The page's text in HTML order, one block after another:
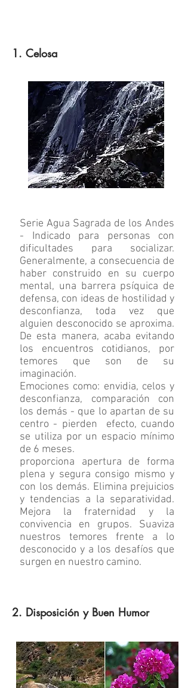
1. Celosa
Serie Agua Sagrada de los Andes
- Indicado para personas con
dificultades para socializar.
Generalmente, a consecuencia de
haber construido en su cuerpo
mental, una barrera psíquica de
defensa, con ideas de hostilidad y
desconfianza, toda vez que
alguien desconocido se aproxima.
De esta manera, acaba evitando
los encuentros cotidianos, por
temores que son de su
imaginación.
Emociones como: envidia, celos y
desconfianza, comparación con
los demás - que lo apartan de su
centro - pierden efecto, cuando
se utiliza por un espacio mínimo
de 6 meses.
proporciona apertura de forma
plena y segura consigo mismo y
con los demás. Elimina prejuicios
y tendencias a la separatividad.
Mejora la fraternidad y la
convivencia en grupos. Suaviza
nuestros temores frente a lo
desconocido y a los desafíos que
surgen en nuestro camino.
2. Disposición y Buen Humor